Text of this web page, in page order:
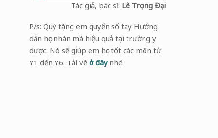
Tác giả, bác sĩ: Lê Trọng Đại
P/s: Quý tặng em quyển sổ tay Hướng
dẫn học nhàn mà hiệu quả tại trường y
dược. Nó sẽ giúp em học tốt các môn từ
Y1 đến Y6. Tải về ở đâynhé